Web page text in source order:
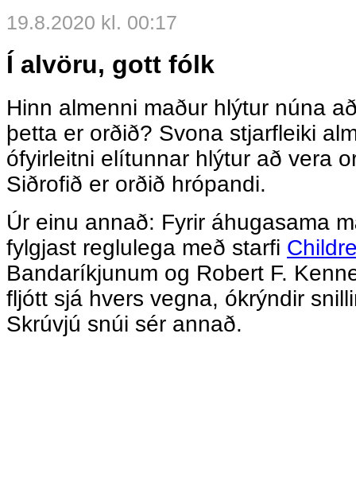
19.8.2020 kl. 00:17
Í alvöru, gott fólk
Hinn almenni maður hlýtur núna
þetta er orðið? Svona stjarfleiki
ófyirleitni elítunnar hlýtur að vera
Siðrofið er orðið hrópandi.
Úr einu annað: Fyrir áhugasama
fylgjast reglulega með starfi
Bandaríkjunum og Robert F.
fljótt sjá hvers vegna, ókrýndir
Skrúvjú snúi sér annað.